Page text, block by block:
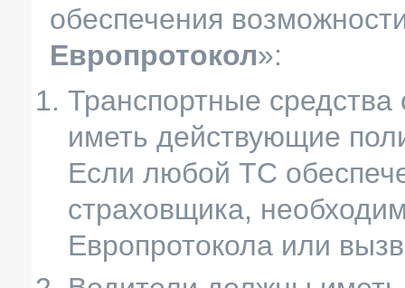
обеспечения
Европротокол»:
Транспортные
иметь действующие
Если любой ТС
страховщика,
Европротокола или